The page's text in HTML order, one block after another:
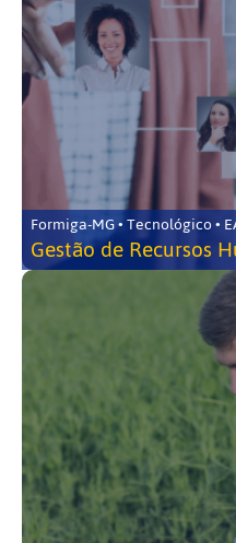
Formiga-MG • Tecnológico •
Gestão de Recursos